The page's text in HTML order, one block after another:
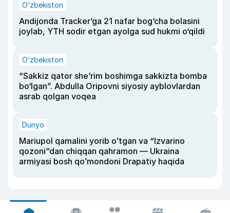
O‘zbekiston
Andijonda Tracker’ga 21 nafar bog‘cha bolasini
joylab, YTH sodir etgan ayolga sud hukmi o‘qildi
O‘zbekiston
“Sakkiz qator she’rim boshimga sakkizta bomba
bo‘lgan”. Abdulla Oripovni siyosiy ayblovlardan
asrab qolgan voqea
Dunyo
Mariupol qamalini yorib oʻtgan va “Izvarino
qozoni”dan chiqqan qahramon — Ukraina
armiyasi bosh qoʻmondoni Drapatiy haqida